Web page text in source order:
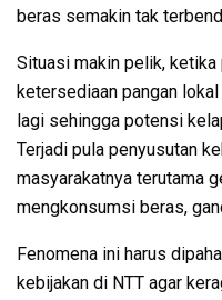
beras semakin tak
Situasi makin pelik,
ketersediaan pangan
lagi sehingga potensi
Terjadi pula penyusutan
masyarakatnya terutama
mengkonsumsi beras,
Fenomena ini harus
kebijakan di NTT agar